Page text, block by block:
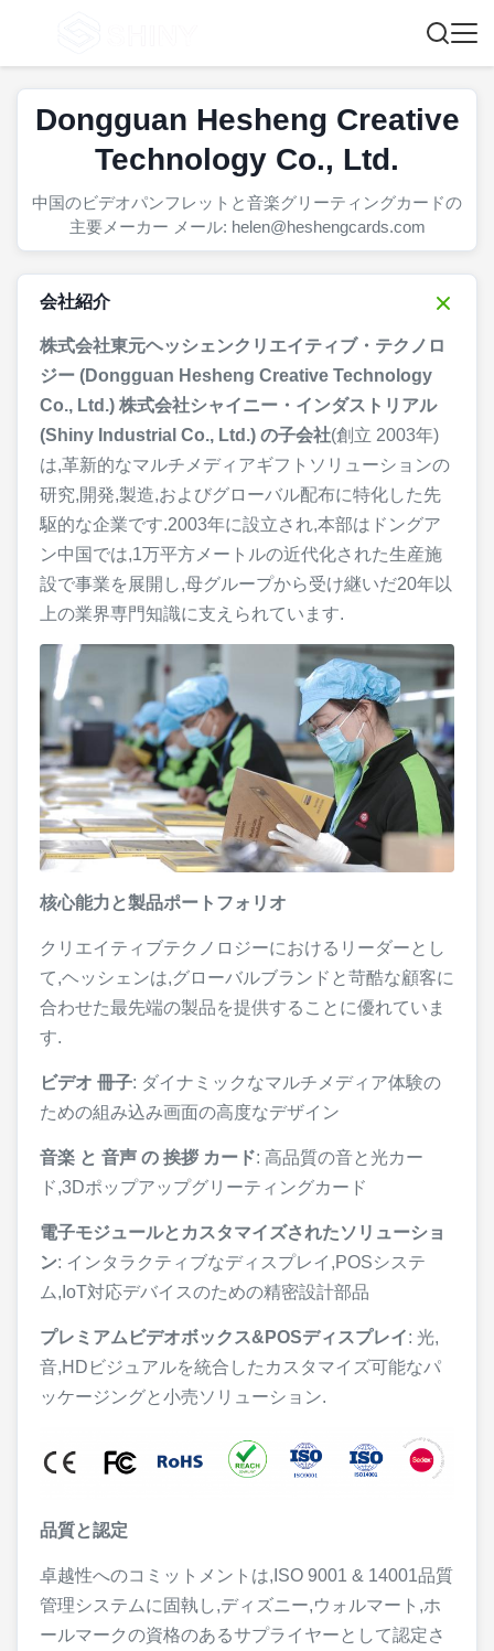
Dongguan Hesheng Creative
Technology Co., Ltd.
中国のビデオパンフレットと音楽グリーティングカードの
主要メーカー メール: helen@heshengcards.com
会社紹介
株式会社東元ヘッシェンクリエイティブ・テクノロ
ジー (Dongguan Hesheng Creative Technology
Co., Ltd.) 株式会社シャイニー・インダストリアル
(Shiny Industrial Co., Ltd.) の子会社(創立 2003年)
は,革新的なマルチメディアギフトソリューションの
研究,開発,製造,およびグローバル配布に特化した先
駆的な企業です.2003年に設立され,本部はドングア
ン中国では,1万平方メートルの近代化された生産施
設で事業を展開し,母グループから受け継いだ20年以
上の業界専門知識に支えられています.
核心能力と製品ポートフォリオ
クリエイティブテクノロジーにおけるリーダーとし
て,ヘッシェンは,グローバルブランドと苛酷な顧客に
合わせた最先端の製品を提供することに優れていま
す.
ビデオ 冊子: ダイナミックなマルチメディア体験の
ための組み込み画面の高度なデザイン
音楽 と 音声 の 挨拶 カード: 高品質の音と光カー
ド,3Dポップアップグリーティングカード
電子モジュールとカスタマイズされたソリューショ
ン: インタラクティブなディスプレイ,POSシステ
ム,IoT対応デバイスのための精密設計部品
プレミアムビデオボックス&POSディスプレイ: 光,
音,HDビジュアルを統合したカスタマイズ可能なパ
ッケージングと小売ソリューション.
品質と認定
卓越性へのコミットメントは,ISO 9001 & 14001品質
管理システムに固執し,ディズニー,ウォルマート,ホ
ールマークの資格のあるサプライヤーとして認定さ